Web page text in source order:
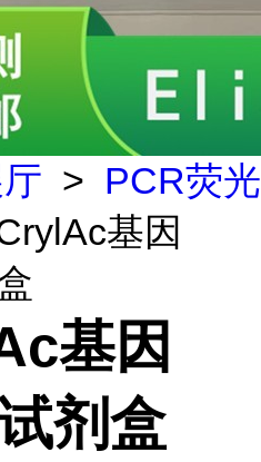
> PCR荧光
基因
基因
剂盒